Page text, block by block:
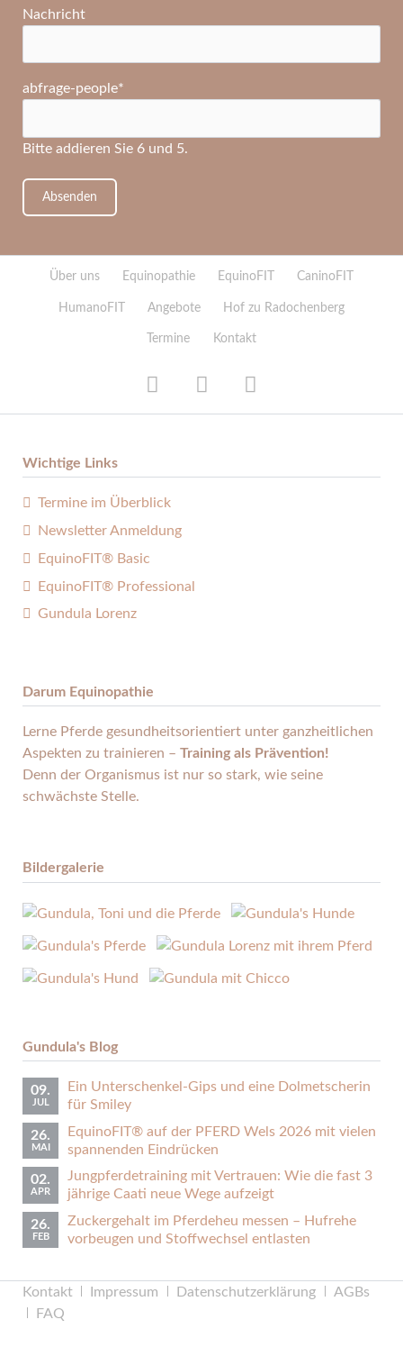
Nachricht
Pflichtfeld
abfrage-people*
Bitte addieren Sie 6 und 5.
Absenden
Navigation
Über uns Equinopathie EquinoFIT CaninoFIT
HumanoFIT Angebote Hof zu Radochenberg
Termine Kontakt
Wichtige Links
Termine im Überblick
Newsletter Anmeldung
EquinoFIT® Basic
EquinoFIT® Professional
Gundula Lorenz
Darum Equinopathie
Lerne Pferde gesund­heits­orientiert unter ganz­heitlichen
Aspekten zu trainieren – Training als Prävention!
Denn der Organismus ist nur so stark, wie seine
schwächste Stelle.
Bildergalerie
Gundula's Blog
09.
JUL
Ein Unterschenkel-Gips und eine Dolmetscherin
für Smiley
26.
MAI
EquinoFIT® auf der PFERD Wels 2026 mit vielen
spannenden Eindrücken
02.
APR
Jungpferdetraining mit Vertrauen: Wie die fast 3
jährige Caati neue Wege aufzeigt
26.
FEB
Zuckergehalt im Pferdeheu messen – Hufrehe
vorbeugen und Stoffwechsel entlasten
Navigation
überspringen
Kontakt Impressum Datenschutzerklärung
AGBs
FAQ